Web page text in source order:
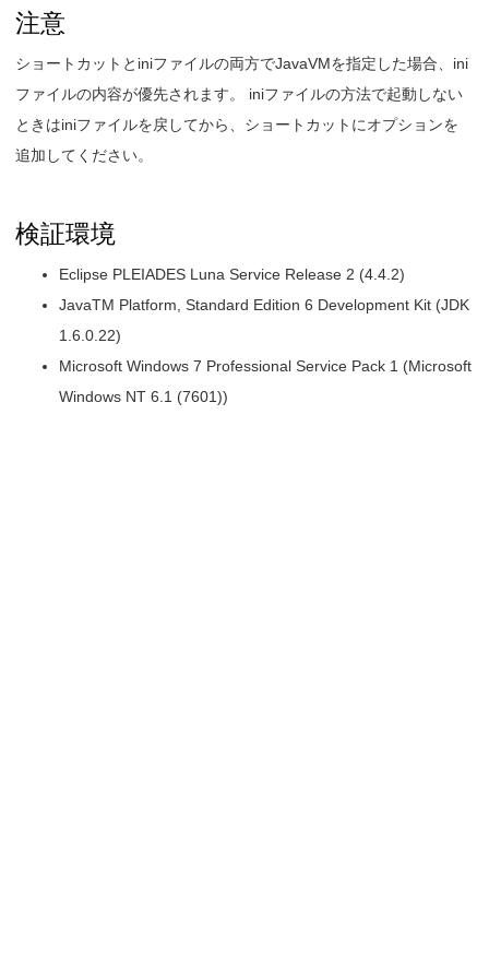
注意
ショートカットとiniファイルの両方でJavaVMを指定した場合、ini
ファイルの内容が優先されます。 iniファイルの方法で起動しない
ときはiniファイルを戻してから、ショートカットにオプションを
追加してください。
検証環境
Eclipse PLEIADES Luna Service Release 2 (4.4.2)
JavaTM Platform, Standard Edition 6 Development Kit (JDK
1.6.0.22)
Microsoft Windows 7 Professional Service Pack 1 (Microsoft
Windows NT 6.1 (7601))